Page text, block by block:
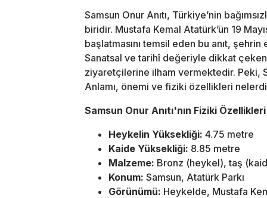
Samsun Onur Anıtı, Türkiye’nin
biridir. Mustafa Kemal Atatürk’ün 19
başlatmasını temsil eden bu anıt,
Sanatsal ve tarihî değeriyle dikkat
ziyaretçilerine ilham vermektedir. Peki,
Anlamı, önemi ve fiziki özellikleri
Samsun Onur Anıtı'nın Fiziki Özellikleri
Heykelin Yüksekliği: 4.75 metre
Kaide Yüksekliği: 8.85 metre
Malzeme: Bronz (heykel), taş
Konum: Samsun, Atatürk Parkı
Görünümü: Heykelde, Mustafa